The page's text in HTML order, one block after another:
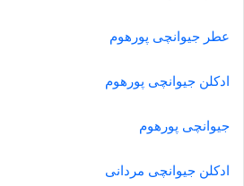
عطر جیوانچی پورهوم
ادکلن جیوانچی پورهوم
جیوانچی پورهوم
ادکلن جیوانچی مردانی